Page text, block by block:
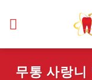
무통 사랑니